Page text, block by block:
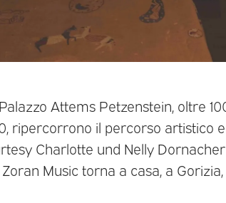
Attems Petzenstein, oltre
ripercorrono il percorso artistico
Charlotte und Nelly
Music torna a casa, a